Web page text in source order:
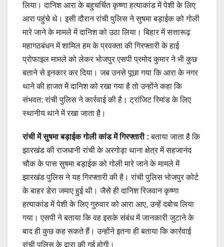
लिया। दानिश आरा के बहुचर्चित कृष्णा हत्याकांड में पेशी के लिए
आरा पहुंचे थे। इसी दौरान रांची पुलिस ने सुषमा बड़ाईक को गोली
मारे जाने के मामले में दानिश को उठा लिया। बिहार में सत्तारूढ़
महागठबंधन में शामिल हम के प्रवक्ता की गिरफ्तारी के हाई
प्रोफाइल मामले को लेकर भोजपुर एसपी प्रमोद कुमार ने भी कुछ
बताने से इनकार कर दिया। जब उनसे पूछा गया कि आरा के नगर
थाने की हाजत में दानिश को रखा गया है तो उन्होंने कहा कि
संभवत: रांची पुलिस ने कार्रवाई की है। ट्रांजिट रिमांड के लिए
स्थानीय थाने में रखा जाता है।
रांची में सुषमा बड़ाईक गोली कांड में गिरफ्तारी :बताया जाता है कि
झारखंड की राजधानी रांची के अरगोड़ा थाना क्षेत्र में सहजानंद
चौक के पास सुषमा बड़ाईक को गोली मारे जाने के मामले में
झारखंड पुलिस ने यह गिरफ्तारी की है। रांची पुलिस भोजपुर कोर्ट
के बाहर डेरा जमाए हुई थी। जैसे ही दानिश रिजवान कृष्णा
हत्याकांड में पेशी के लिए गुरुवार को आरा आए, उन्हें दबोच लिया
गया। एसपी ने बताया कि वह इसके संबंध में जानकारी जुटाने के
बाद ही कुछ कह सकते हैं। उन्होंने इतना ही बताया कि कार्रवाई
रांची पुलिस के द्वारा की गई होगी।